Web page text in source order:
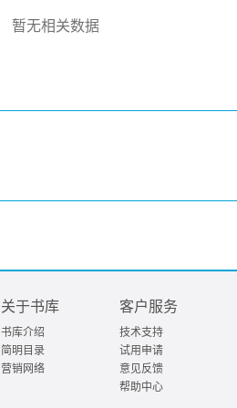
暂无相关数据
关于书库
书库介绍
简明目录
营销网络
客户服务
技术支持
试用申请
意见反馈
帮助中心